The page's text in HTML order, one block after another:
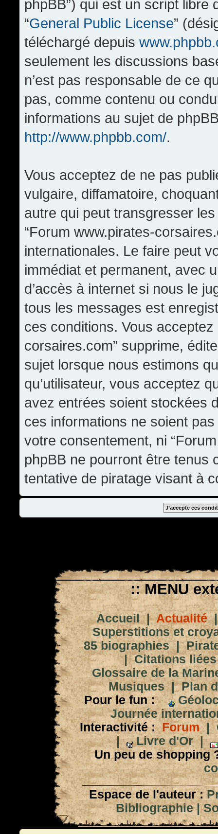
phpBB”) qui est un script
“General Public License”
téléchargé depuis
seulement les discussions
n’est pas responsable de ce
pas, comme contenu ou
informations au sujet de
http://www.phpbb.com/.
Vous acceptez de ne pas
vulgaire, diffamatoire,
autre qui peut transgresser
“Forum www.pirates-
internationales. Le faire peut
immédiat et permanent, avec
d’accès à internet si nous le
tous les messages est
ces conditions. Vous
corsaires.com” supprime,
sujet lorsque nous estimons
qu’utilisateur, vous acceptez
avez entrées soient stockées
ces informations ne soient
votre consentement, ni
phpBB ne pourront être tenus
tentative de piratage visant à
:: MENU
Accueil|Actualité
Superstitions et
85 biographies|
|Citations
Glossaire de la
Musiques|Plan
Pour le fun :
Journée
Interactivité : Forum|
|
Livre d'Or|
Un peu de shopping
Espace de l'auteur :
Bibliographie|